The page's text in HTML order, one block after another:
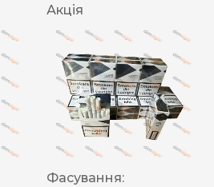
Акція
Фасування: